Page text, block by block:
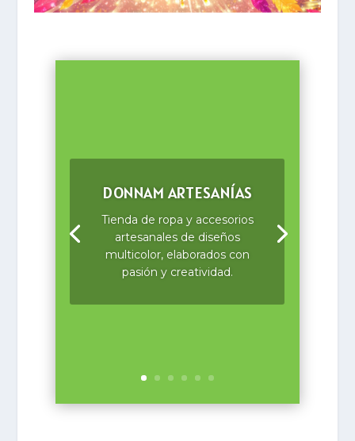
DONNAM ARTESANÍAS
Tienda de ropa y accesorios
artesanales de diseños
multicolor, elaborados con
pasión y creatividad.